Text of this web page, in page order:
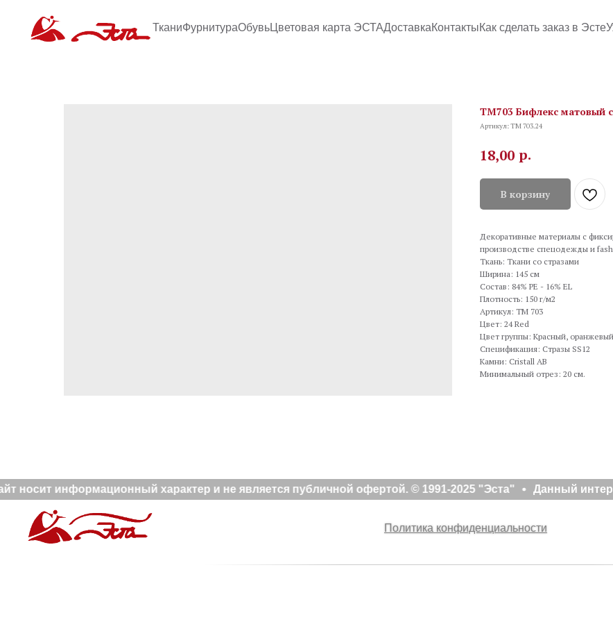
ТканиФурнитураОбувьЦветовая карта ЭСТАДоставкаКонтактыКак сделать заказ в Эсте
TM703 Бифлекс матовый
Артикул:TM 703.24
18,00 р.
В корзину
Декоративные материалы с
производстве спецодежды и
Ткань: Ткани со стразами
Ширина: 145 см
Состав: 84% PE - 16% EL
Плотность: 150 г/м2
Артикул: TM 703
Цвет: 24 Red
Цвет группы: Красный, оранжевый
Спецификация: Стразы SS12
Камни: Cristall AB
Минимальный отрез: 20 см.
носит информационный характер и не является публичной офертой. © 1991-2025 "Эста" Данный
Политика конфиденциальности